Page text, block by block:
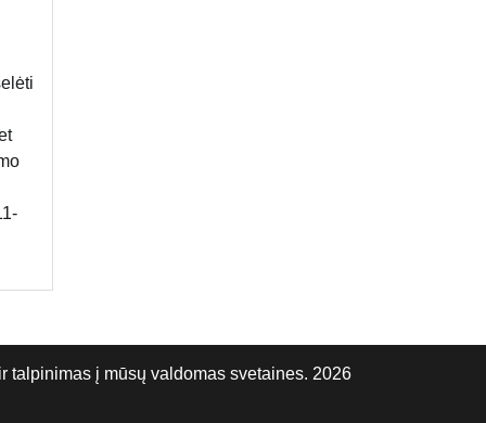
talpinimas į mūsų valdomas svetaines. 2026